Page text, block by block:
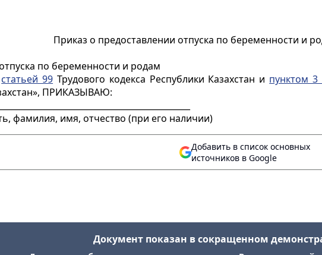
Приказ о предоставлении отпуска по беременности и
по беременности и родам
статьей 99 Трудового кодекса Республики Казахстан и пунктом 3
ПРИКАЗЫВАЮ:
имя, отчество (при его наличии)
Добавить в список основных
источников в Google
Документ показан в сокращенном